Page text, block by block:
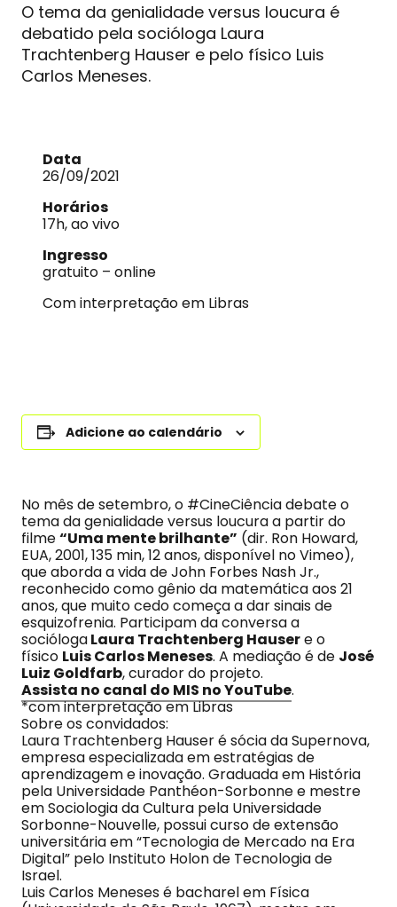
O tema da genialidade versus loucura é
debatido pela socióloga Laura
Trachtenberg Hauser e pelo físico Luis
Carlos Meneses.
Data
26/09/2021
Horários
17h, ao vivo
Ingresso
gratuito – online
Com interpretação em Libras
Adicione ao calendário
No mês de setembro, o #CineCiência debate o
tema da genialidade versus loucura a partir do
filme“Uma mente brilhante” (dir. Ron Howard,
EUA, 2001, 135 min, 12 anos, disponível no Vimeo),
que aborda a vida de John Forbes Nash Jr.,
reconhecido como gênio da matemática aos 21
anos, que muito cedo começa a dar sinais de
esquizofrenia. Participam da conversa a
sociólogaLaura Trachtenberg Hausere o
físico Luis Carlos Meneses. A mediação é de José
Luiz Goldfarb, curador do projeto.
Assista no canal do MIS no YouTube.
*com interpretação em Libras
Sobre os convidados:
Laura Trachtenberg Hauser é sócia da Supernova,
empresa especializada em estratégias de
aprendizagem e inovação. Graduada em História
pela Universidade Panthéon-Sorbonne e mestre
em Sociologia da Cultura pela Universidade
Sorbonne-Nouvelle, possui curso de extensão
universitária em “Tecnologia de Mercado na Era
Digital” pelo Instituto Holon de Tecnologia de
Israel.
Luis Carlos Meneses é bacharel em Física